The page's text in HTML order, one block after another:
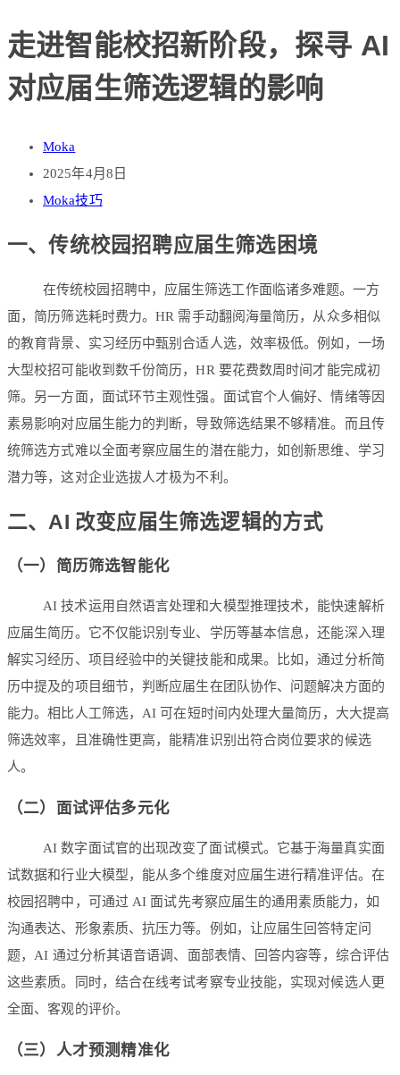
走进智能校招新阶段，探寻 AI
对应届生筛选逻辑的影响
Moka
2025年4月8日
Moka技巧
一、传统校园招聘应届生筛选困境
在传统校园招聘中，应届生筛选工作面临诸多难题。一方
面，简历筛选耗时费力。HR 需手动翻阅海量简历，从众多相似
的教育背景、实习经历中甄别合适人选，效率极低。例如，一场
大型校招可能收到数千份简历，HR 要花费数周时间才能完成初
筛。另一方面，面试环节主观性强。面试官个人偏好、情绪等因
素易影响对应届生能力的判断，导致筛选结果不够精准。而且传
统筛选方式难以全面考察应届生的潜在能力，如创新思维、学习
潜力等，这对企业选拔人才极为不利。
二、AI 改变应届生筛选逻辑的方式
（一）简历筛选智能化
AI 技术运用自然语言处理和大模型推理技术，能快速解析
应届生简历。它不仅能识别专业、学历等基本信息，还能深入理
解实习经历、项目经验中的关键技能和成果。比如，通过分析简
历中提及的项目细节，判断应届生在团队协作、问题解决方面的
能力。相比人工筛选，AI 可在短时间内处理大量简历，大大提高
筛选效率，且准确性更高，能精准识别出符合岗位要求的候选
人。
（二）面试评估多元化
AI 数字面试官的出现改变了面试模式。它基于海量真实面
试数据和行业大模型，能从多个维度对应届生进行精准评估。在
校园招聘中，可通过 AI 面试先考察应届生的通用素质能力，如
沟通表达、形象素质、抗压力等。例如，让应届生回答特定问
题，AI 通过分析其语音语调、面部表情、回答内容等，综合评估
这些素质。同时，结合在线考试考察专业技能，实现对候选人更
全面、客观的评价。
（三）人才预测精准化